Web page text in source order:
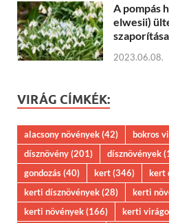
A pompás
elwesii)
szaporítása
2023.06.08.
VIRÁG CÍMKÉK:
alacsony növények(42) bokros
dísznövény(201) dísznövények
gondozás(40) kert(346) kert
kerti dísznövények(28) kerti
kerti növények(166) kerti